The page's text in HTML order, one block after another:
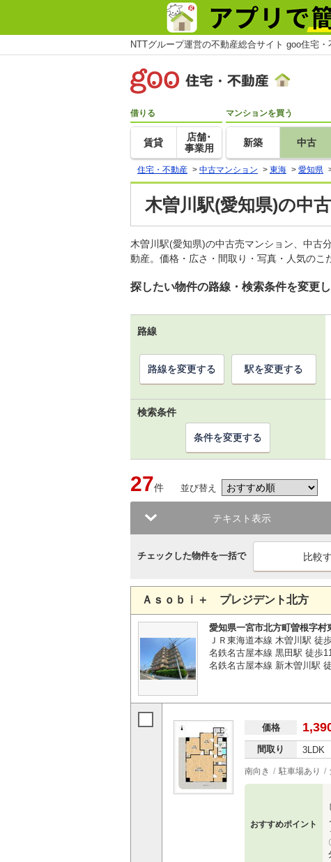
NTTグループ運営の不動産総合サイト goo住宅・
借りる
賃貸
店舗･
事業用
マンションを買う
新築 中古
住宅・不動産 > 中古マンション > 東海 > 愛知県
木曽川駅(愛知県)の中
木曽川駅(愛知県)の中古売マンション、中古
動産。価格・広さ・間取り・写真・人気のこ
探したい物件の路線・検索条件を変更
路線
路線を変更する 駅を変更する
検索条件
条件を変更する
27件 並び替え
テキスト表示
チェックした物件を一括で
Ａｓｏｂｉ＋ プレジデント北方
愛知県一宮市北方町曽根字村
ＪＲ東海道本線 木曽川駅 徒
名鉄名古屋本線 黒田駅 徒歩
名鉄名古屋本線 新木曽川駅
価格
間取り 3LDK
南向き 駐車場あり
おすすめポイント